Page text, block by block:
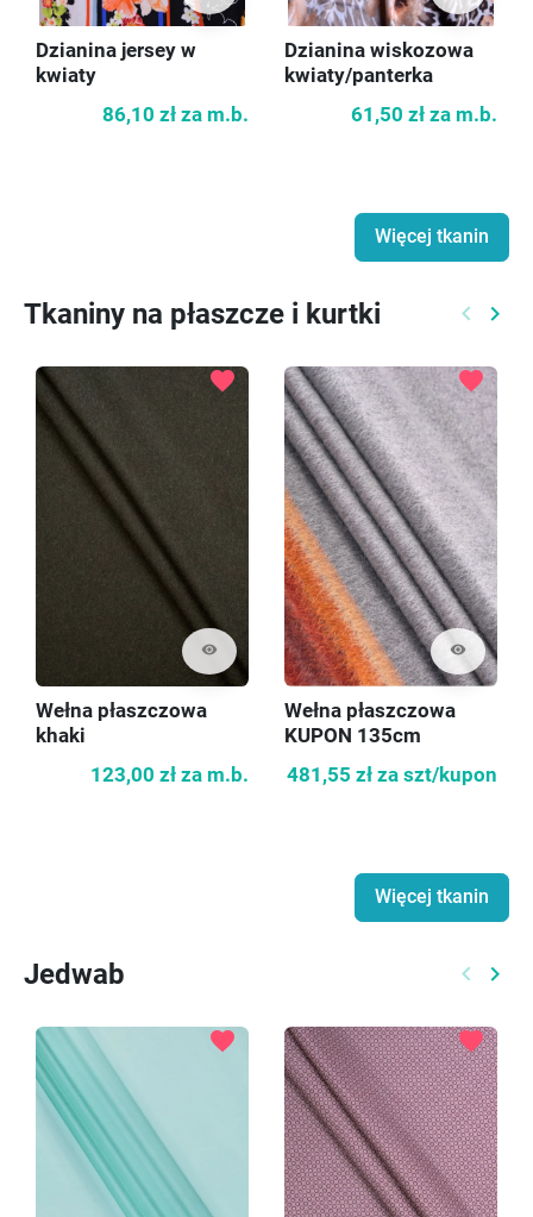
Dzianina jersey w
kwiaty
86,10 zł za m.b.
Dzianina wiskozowa
kwiaty/panterka
61,50 zł za m.b.
Więcej tkanin
Tkaniny na płaszcze i kurtki keyboard_arrow_left keyboard_arrow_right
visibility
favorite
Wełna płaszczowa
khaki
123,00 zł za m.b.
visibility
favorite
Wełna płaszczowa
KUPON 135cm
481,55 zł za szt/kupon
Więcej tkanin
Jedwab keyboard_arrow_left keyboard_arrow_right
favorite favorite